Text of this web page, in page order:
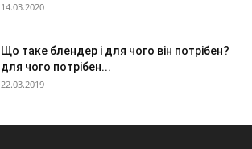
14.03.2020
Що таке блендер і для чого він потрібен?
для чого потрібен...
22.03.2019